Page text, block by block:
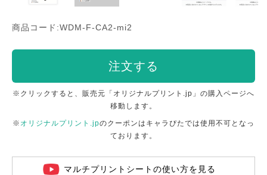
商品コード:WDM-F-CA2-mi2
注文する
※クリックすると、販売元「オリジナルプリント.jp」の購入ページへ
移動します。
※ オリジナルプリント.jpのクーポンはキャラぴたでは使用不可となっ
ております。
マルチプリントシートの使い方を見る